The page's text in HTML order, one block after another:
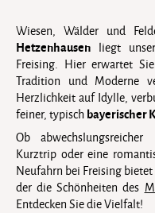
Wiesen, Wälder und
Hetzenhausen liegt
Freising. Hier erwartet
Tradition und Moderne
Herzlichkeit auf Idylle,
feiner, typischbayerischer
Ob
Kurztrip oder eine
Neufahrn bei Freising
der die Schönheiten des
Entdecken Sie die Vielfalt!